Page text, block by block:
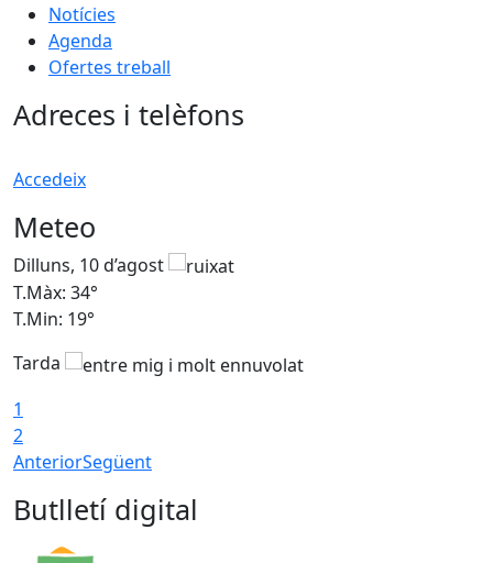
Notícies
Agenda
Ofertes treball
Adreces i telèfons
Accedeix
Meteo
Dilluns, 10 d’agost
T.Màx: 34°
T.Min: 19°
Tarda
1
2
AnteriorSegüent
Butlletí digital